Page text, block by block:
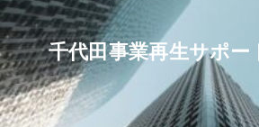
千代田事業再生サポー